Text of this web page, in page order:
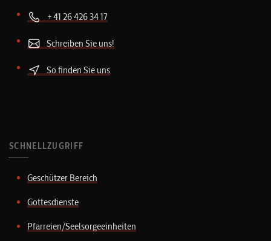
+41 26 426 34 17
Schreiben Sie uns!
So finden Sie uns
SCHNELLZUGRIFF
Geschützer Bereich
Gottesdienste
Pfarreien/Seelsorgeeinheiten